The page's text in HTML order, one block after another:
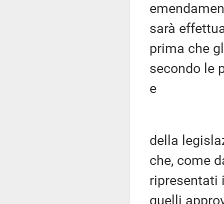
sarà
prima che
secondo le
e
della
che, come
ripresentati
quelli